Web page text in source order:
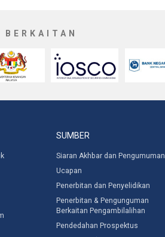
BERKAITAN
SUMBER
Siaran Akhbar dan Pengumuman
Ucapan
Penerbitan dan Penyelidikan
Penerbitan & Pengunguman
Berkaitan Pengambilalihan
Pendedahan Prospektus